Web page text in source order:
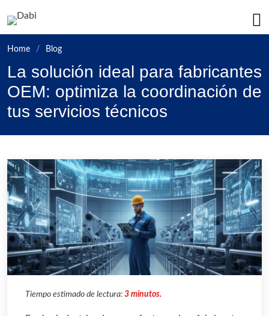
Ir a la página principal de
Home Blog
La solución ideal para fabricantes
OEM: optimiza la coordinación de
tus servicios técnicos
Tiempo estimado de lectura: 3 minutos.